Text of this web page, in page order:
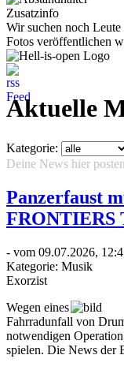
Zusatzinfo
Wir suchen noch
Fotos veröffentlichen
Aktuelle
Kategorie:
Deine News hier
Panzerfaust
FRONTIERS
- vom 09.07.2026,
Kategorie: Musik
Exorzist
Wegen eines
Fahrradunfall von
notwendigen
spielen. Die News der